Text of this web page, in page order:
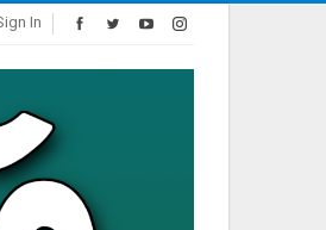
In